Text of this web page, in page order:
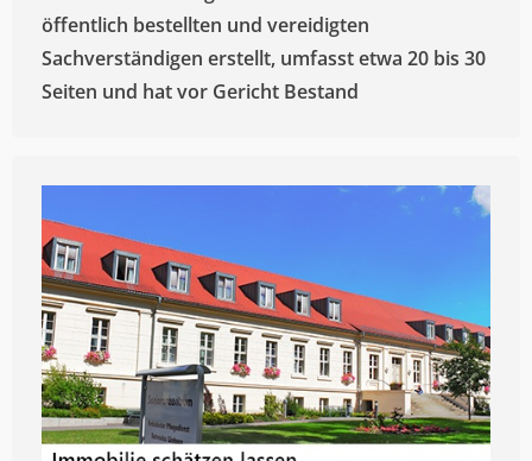
öffentlich bestellten und vereidigten
Sachverständigen erstellt, umfasst etwa 20 bis 30
Seiten und hat vor Gericht Bestand